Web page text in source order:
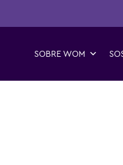
SOBRE WOM